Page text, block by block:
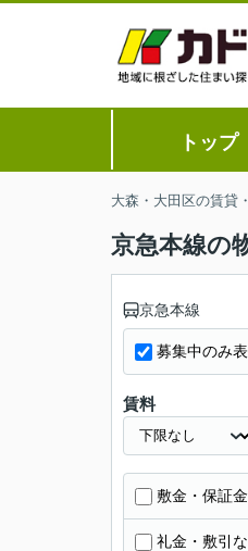
トップ
大森・大田区の賃貸
京急本線の
京急本線
募集中のみ
賃料
敷金・保証
礼金・敷引